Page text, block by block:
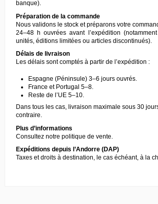
banque).
Préparation de la commande
Nous validons le stock et préparons votre
24–48 h ouvrées avant l’expédition
unités, éditions limitées ou articles discontinués).
Délais de livraison
Les délais sont comptés à partir de l’expédition :
Espagne (Péninsule) 3–6 jours ouvrés.
France et Portugal 5–8.
Reste de l’UE 5–10.
Dans tous les cas, livraison maximale sous 30
contraire.
Plus d’informations
Consultez notre politique de vente
Expéditions depuis l’Andorre (DAP)
Taxes et droits à destination, le cas échéant, à la